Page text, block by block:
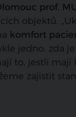
prof.
objektů.
komfort
jedno, zda
to, jestli mají
zajistit